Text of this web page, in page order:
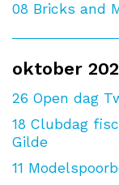
08 Bricks and
oktober
26 Open dag
18 Clubdag
Gilde
11